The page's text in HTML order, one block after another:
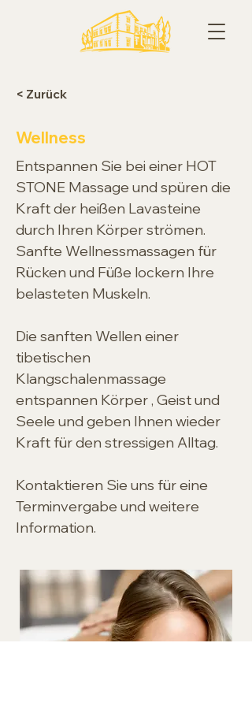
< Zurück
Wellness
Entspannen Sie bei einer HOT
STONE Massage und spüren die
Kraft der heißen Lavasteine
durch Ihren Körper strömen.
Sanfte Wellnessmassagen für
Rücken und Füße lockern Ihre
belasteten Muskeln.
Die sanften Wellen einer
tibetischen
Klangschalenmassage
entspannen Körper , Geist und
Seele und geben Ihnen wieder
Kraft für den stressigen Alltag.
Kontaktieren Sie uns für eine
Terminvergabe und weitere
Information.